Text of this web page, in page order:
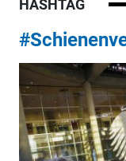
HASHTAG